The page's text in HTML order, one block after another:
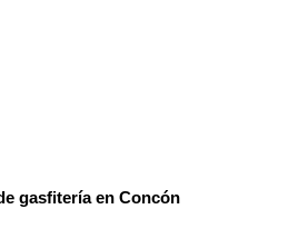
gasfitería en Concón